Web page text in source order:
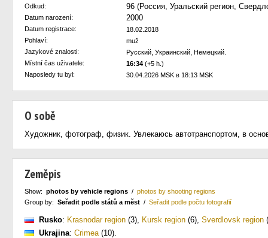
Odkud: 96 (Россия, Уральский регион,
Datum narození: 2000
Datum registrace:
18.02.2018
Pohlaví:
muž
Jazykové znalosti:
Русский, Украинский, Немецкий.
Místní čas uživatele:
16:34 (+5 h.)
Naposledy tu byl:
30.04.2026 MSK в 18:13 MSK
O sobě
Художник, фотограф, физик. Увлекаюсь автотранспортом, в
Zeměpis
Show: photos by vehicle regions / photos by shooting regions
Group by: Seřadit podle států a měst / Seřadit podle počtu fotografií
Rusko: Krasnodar region (3), Kursk region (6), Sverdlovsk region
Ukrajina: Crimea(10).